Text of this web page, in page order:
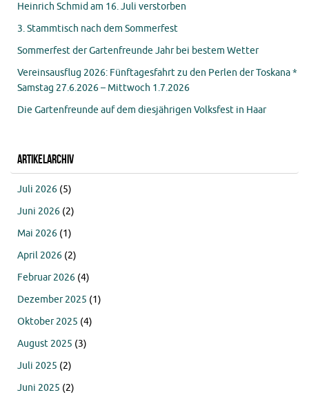
Heinrich Schmid am 16. Juli verstorben
3. Stammtisch nach dem Sommerfest
Sommerfest der Gartenfreunde Jahr bei bestem Wetter
Vereinsausflug 2026: Fünftagesfahrt zu den Perlen der Toskana *
Samstag 27.6.2026 – Mittwoch 1.7.2026
Die Gartenfreunde auf dem diesjährigen Volksfest in Haar
Artikelarchiv
Juli 2026 (5)
Juni 2026 (2)
Mai 2026 (1)
April 2026 (2)
Februar 2026 (4)
Dezember 2025 (1)
Oktober 2025 (4)
August 2025 (3)
Juli 2025 (2)
Juni 2025 (2)